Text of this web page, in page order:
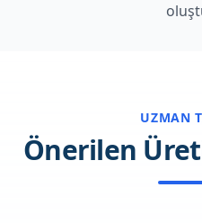
UZMAN
Önerilen